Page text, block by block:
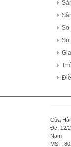
So
Sơ
Cửa
Đc: 12/2
Nam
MST: